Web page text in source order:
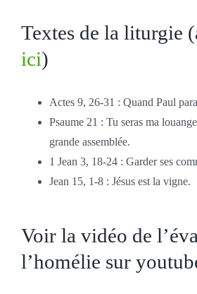
Textes de la liturgie
ici)
Actes 9, 26-31 : Quand Paul
Psaume 21 : Tu seras ma
grande assemblée.
1 Jean 3, 18-24 : Garder ses
Jean 15, 1-8 : Jésus est la vigne.
Voir la vidéo de
l’homélie sur